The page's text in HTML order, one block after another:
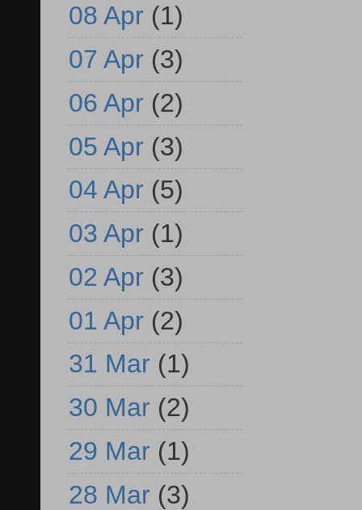
08 Apr (1)
07 Apr (3)
06 Apr (2)
05 Apr (3)
04 Apr (5)
03 Apr (1)
02 Apr (3)
01 Apr (2)
31 Mar (1)
30 Mar (2)
29 Mar (1)
28 Mar (3)